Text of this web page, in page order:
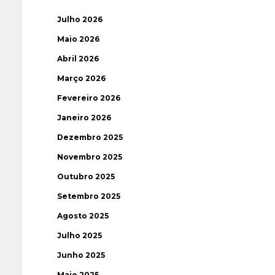
Julho 2026
Maio 2026
Abril 2026
Março 2026
Fevereiro 2026
Janeiro 2026
Dezembro 2025
Novembro 2025
Outubro 2025
Setembro 2025
Agosto 2025
Julho 2025
Junho 2025